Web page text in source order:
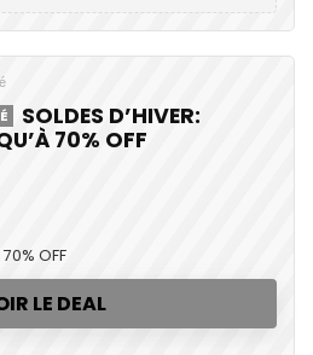
SOLDES D’HIVER:
70% OFF
OFF
LE DEAL